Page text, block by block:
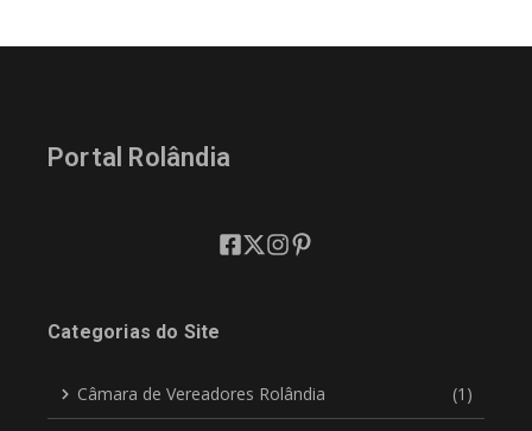
Portal Rolândia
Categorias do Site
Câmara de Vereadores Rolândia (1)